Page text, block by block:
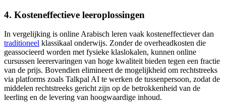
4. Kosteneffectieve leeroplossingen
In vergelijking is online Arabisch leren vaak kosteneffectiever dan
traditioneel klassikaal onderwijs. Zonder de overheadkosten die
geassocieerd worden met fysieke klaslokalen, kunnen online
cursussen leerervaringen van hoge kwaliteit bieden tegen een fractie
van de prijs. Bovendien elimineert de mogelijkheid om rechtstreeks
via platforms zoals Talkpal AI te werken de tussenpersoon, zodat de
middelen rechtstreeks gericht zijn op de betrokkenheid van de
leerling en de levering van hoogwaardige inhoud.